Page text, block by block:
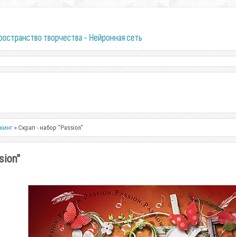
творчества - Нейронная сеть
» Скрап - набор "Passion"